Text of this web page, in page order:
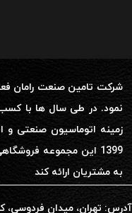
نمود. در طی سال ها با
زمینه اتوماسیون صنعتی و
1399 این مجموعه
به مشتریان ارائه کند
آدرس: تهران، میدان فردوسی، کوچه